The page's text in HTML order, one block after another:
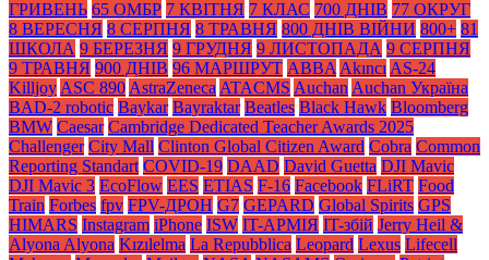
ГРИВЕНЬ 65 ОМБР 7 КВІТНЯ 7 КЛАС 700 ДНІВ 77 ОКРУГ
8 ВЕРЕСНЯ 8 СЕРПНЯ 8 ТРАВНЯ 800 ДНІВ ВІЙНИ 800+ 81
ШКОЛА 9 БЕРЕЗНЯ 9 ГРУДНЯ 9 ЛИСТОПАДА 9 СЕРПНЯ
9 ТРАВНЯ 900 ДНІВ 96 МАРШРУТ ABBA Akıncı AS-24
Killjoy ASC 890 AstraZeneca ATACMS Auchan Auchan Україна
BAD-2 robotic Baykar Bayraktar Beatles Black Нawk Bloomberg
BMW Caesar Cambridge Dedicated Teacher Awards 2025
Challenger City Mall Clinton Global Citizen Award Cobra Common
Reporting Standart COVID-19 DAAD David Guetta DJI Mavic
DJI Mavic 3 EcoFlow EES ETIAS F-16 Facebook FLiRT Food
Train Forbes fpv FPV-ДРОН G7 GEPARD Global Spirits GPS
HIMARS Instagram iPhone ISW IT-АРМІЯ IT-збій Jerry Heil &
Alyona Alyona Kızılelma La Repubblica Leopard Lexus Lifecell